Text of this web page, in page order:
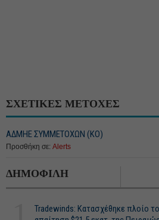
ΣΧΕΤΙΚΕΣ ΜΕΤΟΧΕΣ
ΑΔΜΗΕ ΣΥΜΜΕΤΟΧΩΝ (KO)
Προσθήκη σε: Alerts
ΔΗΜΟΦΙΛΗ
Tradewinds: Κατασχέθηκε πλοίο